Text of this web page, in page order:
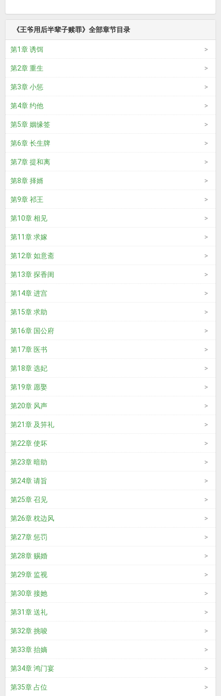
《王爷用后半辈子赎罪》全部章节目录
第1章 诱饵
第2章 重生
第3章 小惩
第4章 约他
第5章 姻缘签
第6章 长生牌
第7章 提和离
第8章 择婿
第9章 祁王
第10章 相见
第11章 求嫁
第12章 如意斋
第13章 探香闺
第14章 进宫
第15章 求助
第16章 国公府
第17章 医书
第18章 选妃
第19章 愿娶
第20章 风声
第21章 及笄礼
第22章 使坏
第23章 暗助
第24章 请旨
第25章 召见
第26章 枕边风
第27章 惩罚
第28章 赐婚
第29章 监视
第30章 接她
第31章 送礼
第32章 挑唆
第33章 抬嫡
第34章 鸿门宴
第35章 占位